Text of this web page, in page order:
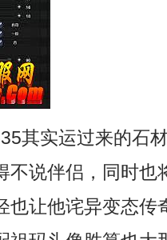
其实运过来的石
不说伴侣，同时也
也让他诧异变态传